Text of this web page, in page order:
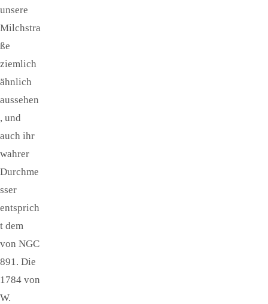
unsere
Milchstra
ße
ziemlich
ähnlich
aussehen
, und
auch ihr
wahrer
Durchme
sser
entsprich
t dem
von NGC
891. Die
1784 von
W.